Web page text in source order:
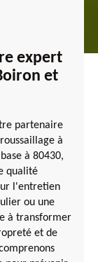
expert
et
partenaire
à
à 80430,
qualité
l'entretien
ou une
à transformer
et de